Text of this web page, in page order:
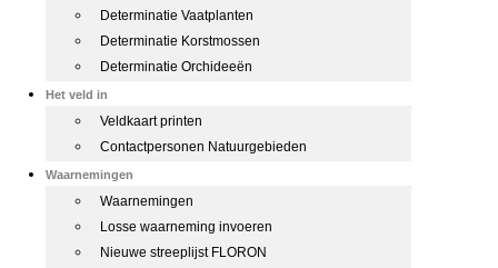
Determinatie Vaatplanten
Determinatie Korstmossen
Determinatie Orchideeën
Het veld in
Veldkaart printen
Contactpersonen Natuurgebieden
Waarnemingen
Waarnemingen
Losse waarneming invoeren
Nieuwe streeplijst FLORON